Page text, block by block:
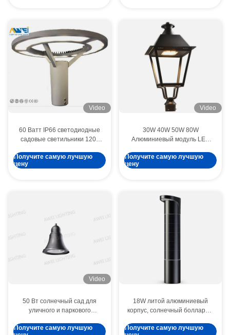
дистанционным
управлением
Video
60 Ватт IP66 светодиодные
садовые светильники 120°
Сливки алюминия городское
светодиодное освещение
Получите самую лучшую
цену
Video
30W 40W 50W 80W
Алюминиевый модуль LED
Дворные огни Ландшафтное
освещение, используемое на
Получите самую лучшую
цену
Video
50 Вт солнечный сад для
уличного и паркового
водонепроницаемая
Получите самую лучшую
18W литой алюминиевый
корпус, солнечный боллард с
высокой яркостью 235 лм/Вт.
Получите самую лучшую
100 Вт Led Wall Pack Outdoor Led Light IP65 10800 Lumen ETL Рейтинг Внутренний LED Wall Pack для прогулочной дороги